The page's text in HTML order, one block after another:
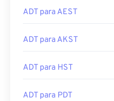
ADT para AEST
ADT para AKST
ADT para HST
ADT para PDT